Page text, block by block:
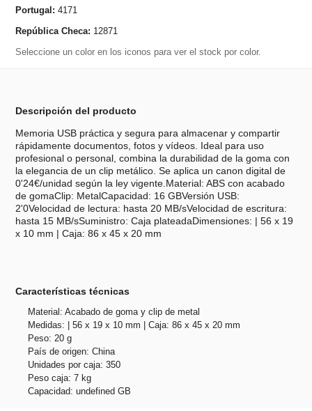
Portugal: 4171
República Checa: 12871
Seleccione un color en los iconos para ver el stock por color.
Descripción del producto
Memoria USB práctica y segura para almacenar y compartir
rápidamente documentos, fotos y vídeos. Ideal para uso
profesional o personal, combina la durabilidad de la goma con
la elegancia de un clip metálico. Se aplica un canon digital de
0'24€/unidad según la ley vigente.Material: ABS con acabado
de gomaClip: MetalCapacidad: 16 GBVersión USB:
2'0Velocidad de lectura: hasta 20 MB/sVelocidad de escritura:
hasta 15 MB/sSuministro: Caja plateadaDimensiones: | 56 x 19
x 10 mm | Caja: 86 x 45 x 20 mm
Características técnicas
Material: Acabado de goma y clip de metal
Medidas: | 56 x 19 x 10 mm | Caja: 86 x 45 x 20 mm
Peso: 20 g
País de origen: China
Unidades por caja: 350
Peso caja: 7 kg
Capacidad: undefined GB